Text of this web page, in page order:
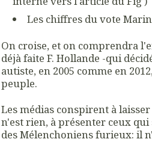
Les chiffres du vote
On croise, et on comprendra
déjà faite F. Hollande -qui
autiste, en 2005 comme en
peuple.
Les médias conspirent à laisser
n'est rien, à présenter ceux
des Mélenchoniens furieux: il